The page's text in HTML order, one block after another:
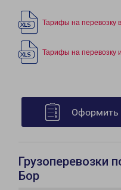
Тарифы на перевозку
Тарифы на перевозку
Оформить
Грузоперевозки
Бор